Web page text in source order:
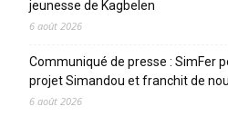
jeunesse de Kagbelen
6 août 2026
Communiqué de presse : SimFer
projet Simandou et franchit de
6 août 2026